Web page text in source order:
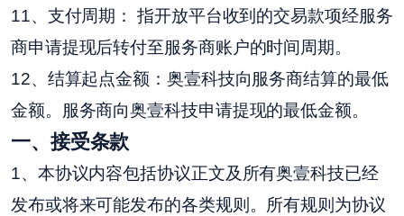
11、支付周期： 指开放平台收到的交易款项经服务
商申请提现后转付至服务商账户的时间周期。
12、结算起点金额：奥壹科技向服务商结算的最低
金额。服务商向奥壹科技申请提现的最低金额。
一、接受条款
1、本协议内容包括协议正文及所有奥壹科技已经
发布或将来可能发布的各类规则。所有规则为协议